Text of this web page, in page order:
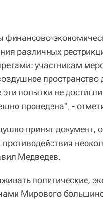
финансово-
различных
участникам
пространство
попытки не
проведена", -
принят документ,
Медведев.
политические,
Мирового